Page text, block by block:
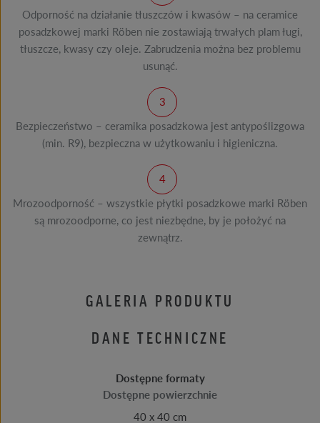
Odporność na działanie tłuszczów i kwasów – na ceramice
posadzkowej marki Röben nie zostawiają trwałych plam ługi,
tłuszcze, kwasy czy oleje. Zabrudzenia można bez problemu
usunąć.
Bezpieczeństwo – ceramika posadzkowa jest antypoślizgowa
(min. R9), bezpieczna w użytkowaniu i higieniczna.
Mrozoodporność – wszystkie płytki posadzkowe marki Röben
są mrozoodporne, co jest niezbędne, by je położyć na
zewnątrz.
GALERIA PRODUKTU
DANE TECHNICZNE
Dostępne formaty
Dostępne powierzchnie
40 x 40 cm